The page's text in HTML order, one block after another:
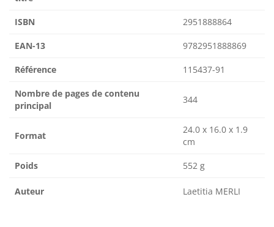
ISBN 2951888864
EAN-13 9782951888869
Référence 115437-91
Nombre de pages de contenu
principal
344
Format
24.0 x 16.0 x 1.9
cm
Poids 552 g
Auteur Laetitia MERLI